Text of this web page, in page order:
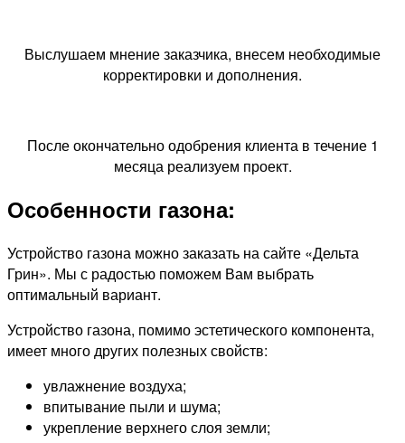
Выслушаем мнение заказчика, внесем необходимые
корректировки и дополнения.
После окончательно одобрения клиента в течение 1
месяца реализуем проект.
Особенности газона:
Устройство газона можно заказать на сайте «Дельта
Грин». Мы с радостью поможем Вам выбрать
оптимальный вариант.
Устройство газона, помимо эстетического компонента,
имеет много других полезных свойств:
увлажнение воздуха;
впитывание пыли и шума;
укрепление верхнего слоя земли;